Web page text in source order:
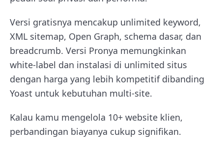
Versi gratisnya mencakup unlimited keyword,
XML sitemap, Open Graph, schema dasar, dan
breadcrumb. Versi Pronya memungkinkan
white-label dan instalasi di unlimited situs
dengan harga yang lebih kompetitif dibanding
Yoast untuk kebutuhan multi-site.
Kalau kamu mengelola 10+ website klien,
perbandingan biayanya cukup signifikan.